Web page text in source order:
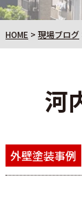
HOME > 現場ブログ
河
外壁塗装事例